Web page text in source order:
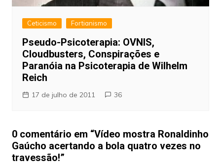
Ceticismo Fortianismo
Pseudo-Psicoterapia: OVNIS,
Cloudbusters, Conspirações e
Paranóia na Psicoterapia de Wilhelm
Reich
17 de julho de 2011 36
0 comentário em “Vídeo mostra Ronaldinho
Gaúcho acertando a bola quatro vezes no
travessão!”